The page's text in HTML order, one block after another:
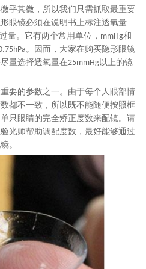
乎其微，所以我们只需抓取最重要
眼镜必须在说明书上标注透氧量
量。它有两个常用单位， mmHg和
.75hPa。因而，大家在购买隐形眼镜
量选择透氧量在25mmHg以上的镜
要的参数之一。由于每个人眼部情
都不一致，所以既不能随便按照框
只眼睛的完全矫正度数来配镜。请
光师帮助调配度数，最好能够通过
。